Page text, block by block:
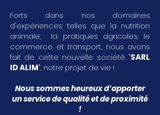
Forts dans nos domaines
d'expériences telles que la nutrition
animale, la pratiques agricoles, le
commerce et transport, nous avons
fait de cette nouvelle société "SARL
ID ALIM", notre projet de vie !
Nous sommes heureux d’apporter
un service de qualité et de proximité
!